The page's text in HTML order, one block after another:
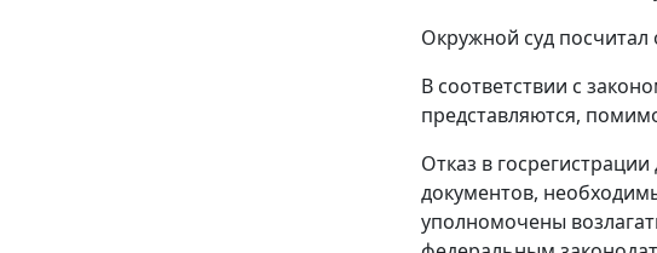
Окружной суд
В соответствии с
представляются,
Отказ в
документов,
уполномочены